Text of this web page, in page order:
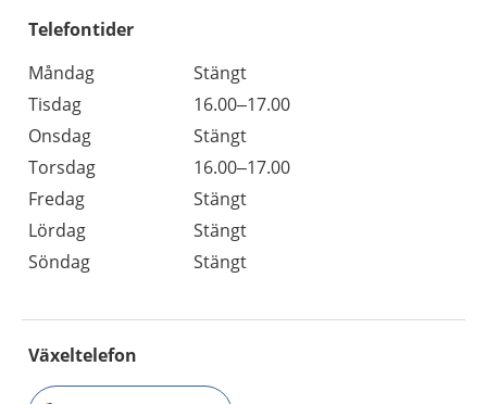
Telefontider
Måndag
Stängt
Tisdag
16.00–17.00
Onsdag
Stängt
Torsdag
16.00–17.00
Fredag
Stängt
Lördag
Stängt
Söndag
Stängt
Växeltelefon